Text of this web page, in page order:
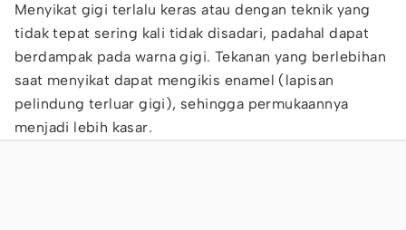
Menyikat gigi terlalu keras atau dengan teknik yang
tidak tepat sering kali tidak disadari, padahal dapat
berdampak pada warna gigi. Tekanan yang berlebihan
saat menyikat dapat mengikis enamel (lapisan
pelindung terluar gigi), sehingga permukaannya
menjadi lebih kasar.